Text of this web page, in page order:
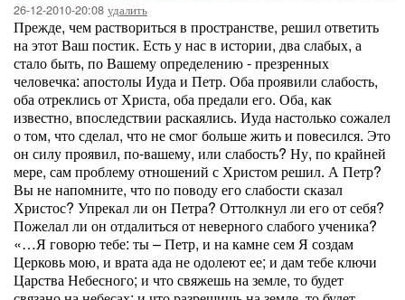
26-12-2010-20:08 удалить
Прежде, чем раствориться в пространстве, решил ответить
на этот Ваш постик. Есть у нас в истории, два слабых, а
стало быть, по Вашему определению - презренных
человечка: апостолы Иуда и Петр. Оба проявили слабость,
оба отреклись от Христа, оба предали его. Оба, как
известно, впоследствии раскаялись. Иуда настолько сожалел
о том, что сделал, что не смог больше жить и повесился. Это
он силу проявил, по-вашему, или слабость? Ну, по крайней
мере, сам проблему отношений с Христом решил. А Петр?
Вы не напомните, что по поводу его слабости сказал
Христос? Упрекал ли он Петра? Оттолкнул ли его от себя?
Пожелал ли он отдалиться от неверного слабого ученика?
«…Я говорю тебе: ты – Петр, и на камне сем Я создам
Церковь мою, и врата ада не одолеют ее; и дам тебе ключи
Царства Небесного; и что свяжешь на земле, то будет